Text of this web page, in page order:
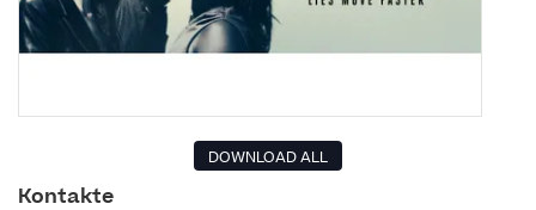
DOWNLOAD ALL
Kontakte